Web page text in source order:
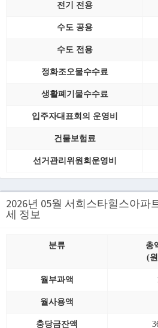
전기 전용
수도 공용
수도 전용
정화조오물수수료
생활폐기물수수료
입주자대표회의 운영비
건물보험료
선거관리위원회운영비
2026년 05월 서희스타힐스아파
세 정보
분류
총
(
월부과액
월사용액
충당금잔액